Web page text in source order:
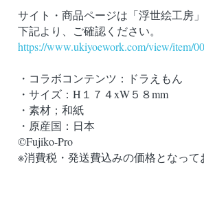
詳細情報
サイト・商品ページは「浮世絵工房
下記より、ご確認ください。
https://www.ukiyoework.com/view/item/
・コラボコンテンツ：ドラえもん